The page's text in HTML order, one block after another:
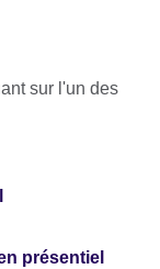
sur l'un des
présentiel